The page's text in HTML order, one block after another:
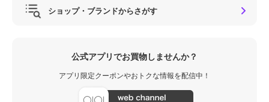
ショップ・ブランドからさがす
公式アプリでお買物しませんか？
アプリ限定クーポンやおトクな情報を配信中！